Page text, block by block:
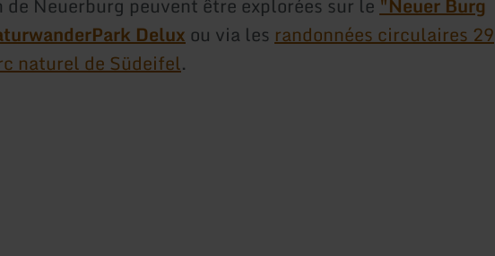
Deluxou via les randonnées circulaires 29
naturel de Südeifel.